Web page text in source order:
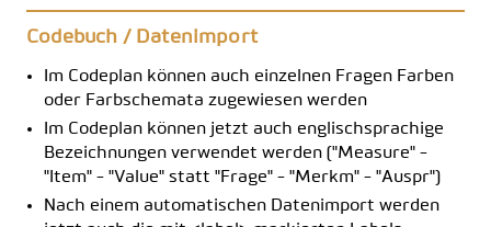
Codebuch / Datenimport
Im Codeplan können auch einzelnen Fragen Farben
oder Farbschemata zugewiesen werden
Im Codeplan können jetzt auch englischsprachige
Bezeichnungen verwendet werden ("Measure" -
"Item" - "Value" statt "Frage" - "Merkm" - "Auspr")
Nach einem automatischen Datenimport werden